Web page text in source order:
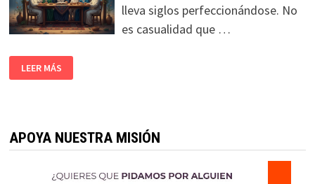
lleva siglos perfeccionándose. No
es casualidad que …
LEER MÁS
APOYA NUESTRA MISIÓN